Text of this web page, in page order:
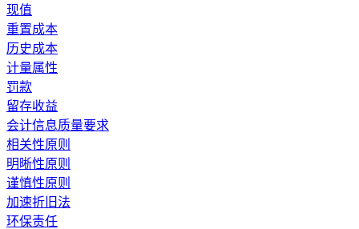
现值
重置成本
历史成本
计量属性
罚款
留存收益
会计信息质量要求
相关性原则
明晰性原则
谨慎性原则
加速折旧法
环保责任